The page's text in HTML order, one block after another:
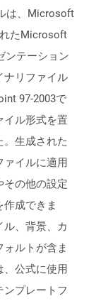
は、Microsoft
たMicrosoft
ンテーション
ナリファイル
97-2003で
イル形式を置
。生成された
ァイルに適用
その他の設定
成できま
、背景、カ
ルトが含ま
公式に使用
プレートフ